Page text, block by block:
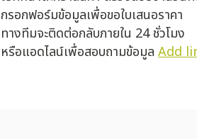
กรอกฟอร์มข้อมูลเพื่อขอใบเสนอราคา
ทางทีมจะติดต่อกลับภายใน 24 ชั่วโมง
หรือแอดไลน์เพื่อสอบถามข้อมูล Add